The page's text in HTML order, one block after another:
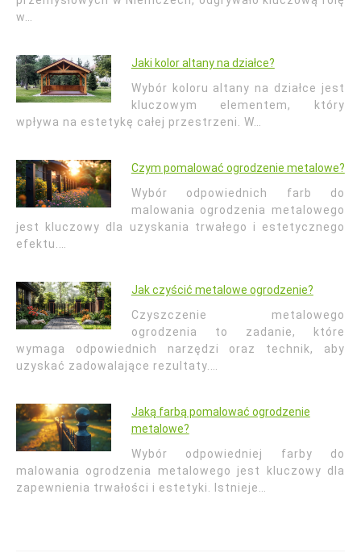
w…
Jaki kolor altany na działce?
Wybór koloru altany na działce jest
kluczowym elementem, który
wpływa na estetykę całej przestrzeni. W…
Czym pomalować ogrodzenie metalowe?
Wybór odpowiednich farb do
malowania ogrodzenia metalowego
jest kluczowy dla uzyskania trwałego i estetycznego
efektu.…
Jak czyścić metalowe ogrodzenie?
Czyszczenie metalowego
ogrodzenia to zadanie, które
wymaga odpowiednich narzędzi oraz technik, aby
uzyskać zadowalające rezultaty.…
Jaką farbą pomalować ogrodzenie
metalowe?
Wybór odpowiedniej farby do
malowania ogrodzenia metalowego jest kluczowy dla
zapewnienia trwałości i estetyki. Istnieje…